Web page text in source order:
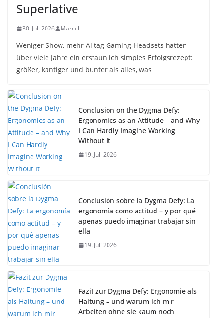
Superlative
30. Juli 2026 Marcel
Weniger Show, mehr Alltag Gaming-Headsets hatten
über viele Jahre ein erstaunlich simples Erfolgsrezept:
größer, kantiger und bunter als alles, was
Conclusion on the Dygma Defy:
Ergonomics as an Attitude – and Why
I Can Hardly Imagine Working
Without It
19. Juli 2026
Conclusión sobre la Dygma Defy: La
ergonomía como actitud – y por qué
apenas puedo imaginar trabajar sin
ella
19. Juli 2026
Fazit zur Dygma Defy: Ergonomie als
Haltung – und warum ich mir
Arbeiten ohne sie kaum noch